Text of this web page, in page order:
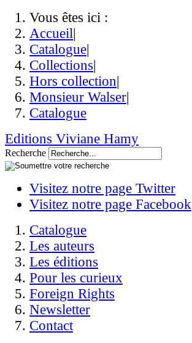
Vous êtes ici :
Accueil|
Catalogue|
Collections|
Hors collection|
Monsieur Walser|
Catalogue
Editions Viviane Hamy
Recherche
Visitez notre page Twitter
Visitez notre page Facebook
Catalogue
Les auteurs
Les éditions
Pour les curieux
Foreign Rights
Newsletter
Contact